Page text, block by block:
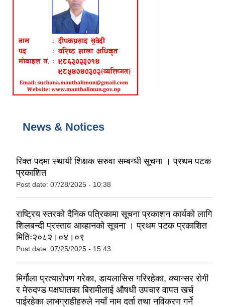
News & Notices
रिक्त पदमा स्थायी शिक्षक सरुवा सम्बन्धी सूचना । प्रथम पटक
प्रकाशित
Post date: 07/28/2025 - 10:38
राष्ट्रिय स्तरको दैनिक पत्रिकामा सूचना प्रकाशन कार्यको लागि
शिलबन्दी प्रस्ताव आव्हानको सूचना । प्रथम पटक प्रकाशित
मितिः२०८२।०४।०९
Post date: 07/25/2025 - 15:43
मिर्गौला प्रत्यारोपण गरेका, डायलासिस गरिरहेका, क्यान्सर रोगी
र मेरुदण्ड पक्षघातका बिरामीलाई ‍औषधी उपचार वापत खर्च
पाईरहेका लाभग्राहीहरुले नयाँ नाम दर्ता तथा नविकरण गर्ने